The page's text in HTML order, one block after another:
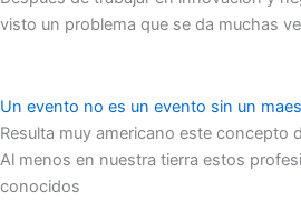
visto un problema que se da muchas
Un evento no es un evento sin un
Resulta muy americano este concepto
Al menos en nuestra tierra estos
conocidos